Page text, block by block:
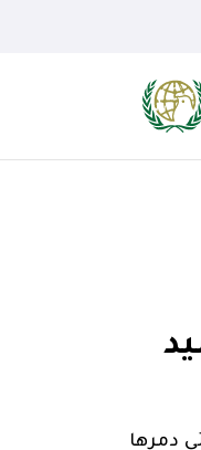
دمرها